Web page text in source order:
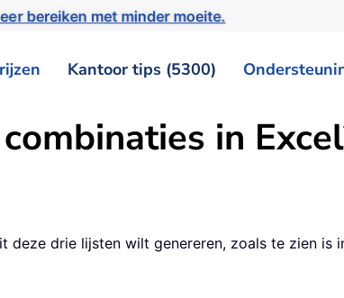
bereiken met minder moeite.
Kantoor tips (5300)
in
drie lijsten wilt genereren, zoals te zien is